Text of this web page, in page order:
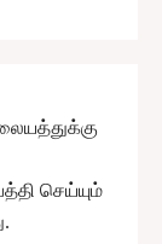
செய்யும்